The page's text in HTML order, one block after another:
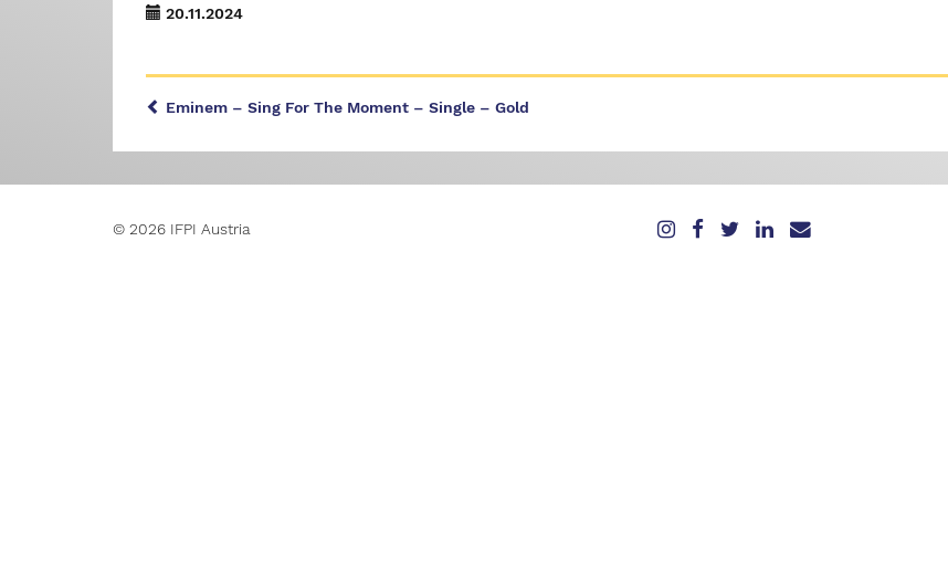
20.11.2024
Eminem – Sing For The Moment – Single – Gold
© 2026 IFPI Austria